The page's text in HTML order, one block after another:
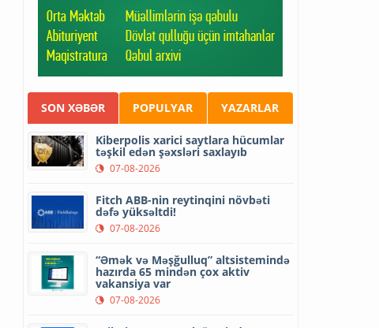
SON XƏBƏR POPULYAR YAZARLAR
Kiberpolis xarici saytlara hücumlar
təşkil edən şəxsləri saxlayıb
07-08-2026
Fitch ABB-nin reytinqini növbəti
dəfə yüksəltdi!
07-08-2026
“Əmək və Məşğulluq” altsistemində
hazırda 65 mindən çox aktiv
vakansiya var
07-08-2026